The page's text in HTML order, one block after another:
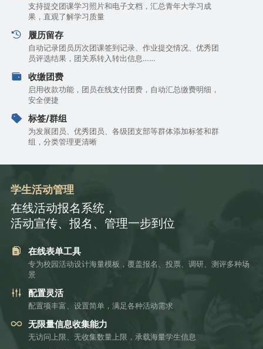
支持提交团课学习照片和电子文档，汇总青年大学习成
果，直观了解学习质量
履历留存
自动记录团员历次团课签到记录、作业提交情况、优秀团
员评选结果，团关系转入转出信息……
收缴团费
启用收款功能，团员在线支付团费，自动汇总缴费明细，
安全便捷
标签/群组
为发展团员、优秀团员、各级团支部等群体添加标签和群
组，分类管理更清晰
学生活动管理
在线活动报名系统，
活动宣传、报名、管理一步到位
在线表单工具
专为校园活动设计海量模板，覆盖报名、投票、调研、测评多种场
景
配置灵活
配置项丰富、设置简单，满足各种活动需求
无限量信息收集能力
无访问上限、无收集数量上限，承载海量学生信息